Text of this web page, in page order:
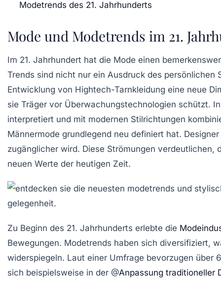
Modetrends des 21. Jahrhunderts
Mode und Modetrends im 21.
Im 21. Jahrhundert hat die Mode einen
Trends sind nicht nur ein Ausdruck des
Entwicklung von Hightech-Tarnkleidung eine neue
sie Träger vor Überwachungstechnologien schützt.
interpretiert und mit modernen Stilrichtungen
Männermode grundlegend neu definiert hat.
zugänglicher wird. Diese Strömungen
neuen Werte der heutigen Zeit.
Zu Beginn des 21. Jahrhunderts erlebte die
Bewegungen. Modetrends haben sich diversifiziert,
widerspiegeln. Laut einer Umfrage bevorzugen über
sich beispielsweise in der @Anpassung traditioneller